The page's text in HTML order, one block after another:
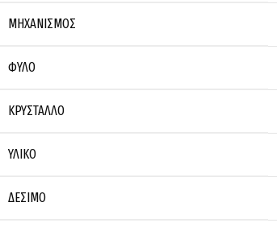
ΜΗΧΑΝΙΣΜΌΣ
ΦΎΛΟ
ΚΡΎΣΤΑΛΛΟ
ΥΛΙΚΌ
ΔΈΣΙΜΟ